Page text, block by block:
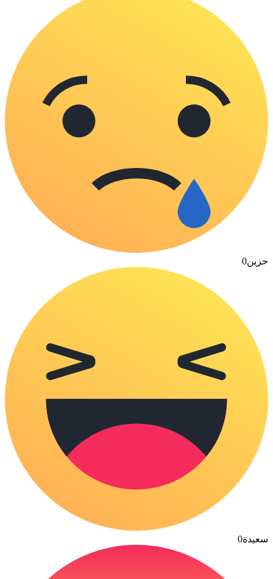
حزين0
سعيدة0